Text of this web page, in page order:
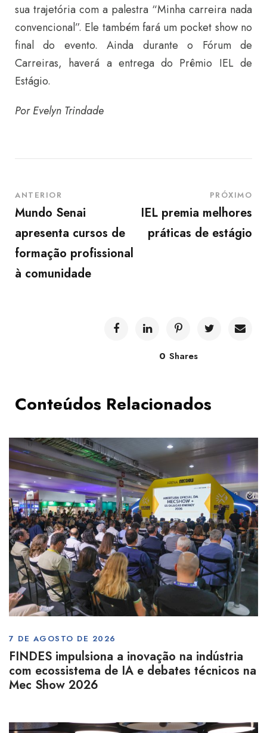
sua trajetória com a palestra “Minha carreira nada
convencional”. Ele também fará um pocket show no
final do evento. Ainda durante o Fórum de
Carreiras, haverá a entrega do Prêmio IEL de
Estágio.
Por Evelyn Trindade
ANTERIOR
Mundo Senai
apresenta cursos de
formação profissional
à comunidade
PRÓXIMO
IEL premia melhores
práticas de estágio
0 Shares
Conteúdos Relacionados
7 DE AGOSTO DE 2026
FINDES impulsiona a inovação na indústria
com ecossistema de IA e debates técnicos na
Mec Show 2026